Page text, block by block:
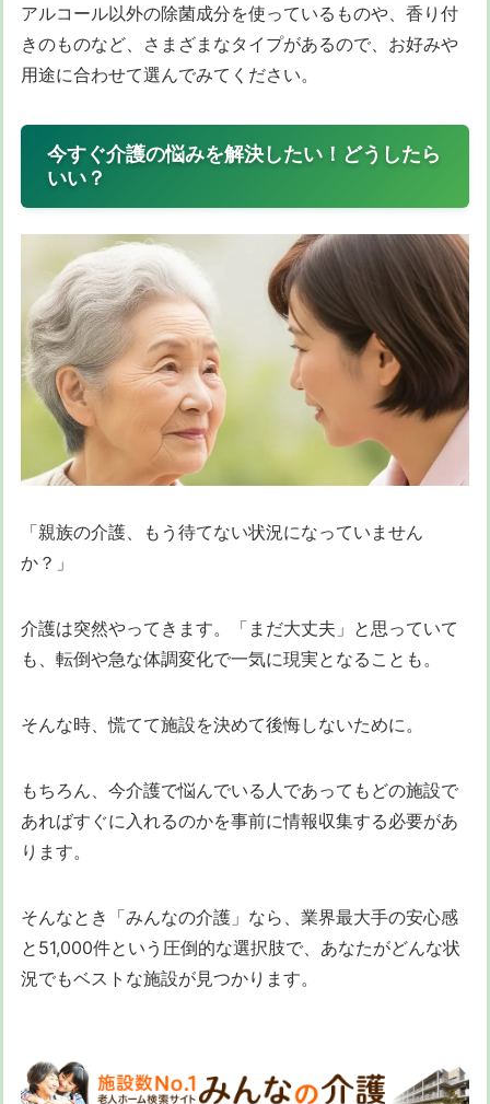
アルコール以外の除菌成分を使っているものや、香り付
きのものなど、さまざまなタイプがあるので、お好みや
用途に合わせて選んでみてください。
今すぐ介護の悩みを解決したい！どうしたら
いい？
「親族の介護、もう待てない状況になっていません
か？」
介護は突然やってきます。「まだ大丈夫」と思っていて
も、転倒や急な体調変化で一気に現実となることも。
そんな時、慌てて施設を決めて後悔しないために。
もちろん、今介護で悩んでいる人であってもどの施設で
あればすぐに入れるのかを事前に情報収集する必要があ
ります。
そんなとき「みんなの介護」なら、業界最大手の安心感
と51,000件という圧倒的な選択肢で、あなたがどんな状
況でもベストな施設が見つかります。